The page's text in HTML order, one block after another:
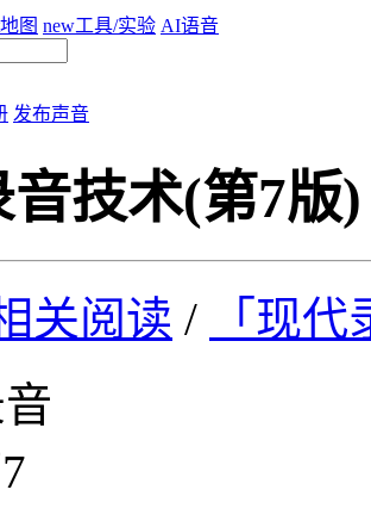
地图 new工具/实验 AI语音
发布声音
技术(第7版)
关阅读 / 「现